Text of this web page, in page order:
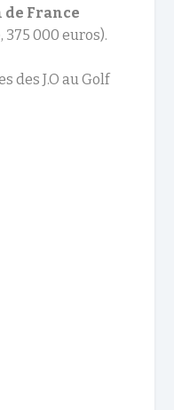
de France
000 euros).
des J.O au Golf